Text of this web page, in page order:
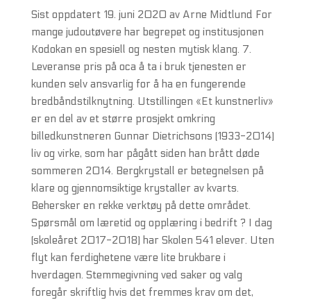
Sist oppdatert 19. juni 2020 av Arne Midtlund For
mange judoutøvere har begrepet og institusjonen
Kodokan en spesiell og nesten mytisk klang. 7.
Leveranse pris på oca å ta i bruk tjenesten er
kunden selv ansvarlig for å ha en fungerende
bredbåndstilknytning. Utstillingen «Et kunstnerliv»
er en del av et større prosjekt omkring
billedkunstneren Gunnar Dietrichsons (1933-2014)
liv og virke, som har pågått siden han brått døde
sommeren 2014. Bergkrystall er betegnelsen på
klare og gjennomsiktige krystaller av kvarts.
Behersker en rekke verktøy på dette området.
Spørsmål om læretid og opplæring i bedrift ? I dag
(skoleåret 2017-2018) har Skolen 541 elever. Uten
flyt kan ferdighetene være lite brukbare i
hverdagen. Stemmegivning ved saker og valg
foregår skriftlig hvis det fremmes krav om det,